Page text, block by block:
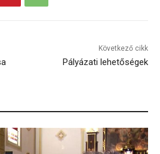
Következő cikk
Pályázati lehetőségek